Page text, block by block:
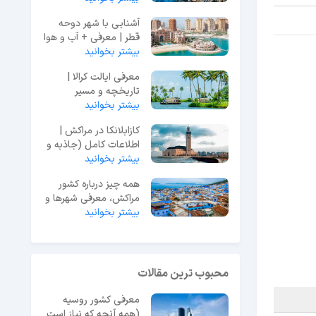
آشنایی با شهر دوحه
قطر | معرفی + آب و هوا
+ جاهای دیدنی
بیشتر بخوانید
معرفی ایالت کرالا |
تاریخچه و مسیر
دسترسی و جاذبه ها
بیشتر بخوانید
کازابلانکا در مراکش |
اطلاعات کامل (جاذبه و
مراکز خرید)
بیشتر بخوانید
همه چیز درباره کشور
مراکش، معرفی شهرها و
تاریخچه کشور
بیشتر بخوانید
محبوب ترین مقالات
معرفی کشور روسیه